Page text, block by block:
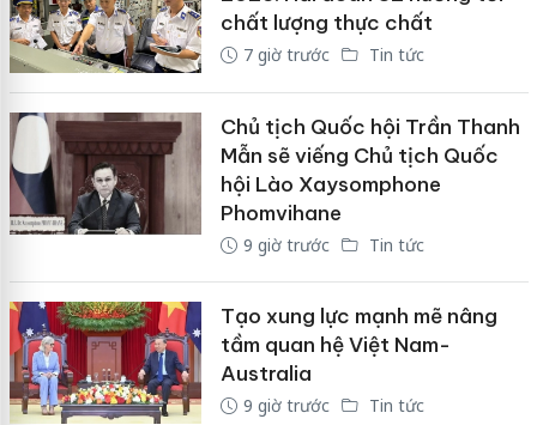
chất lượng thực chất
7 giờ trước Tin tức
Chủ tịch Quốc hội Trần Thanh
Mẫn sẽ viếng Chủ tịch Quốc
hội Lào Xaysomphone
Phomvihane
9 giờ trước Tin tức
Tạo xung lực mạnh mẽ nâng
tầm quan hệ Việt Nam-
Australia
9 giờ trước Tin tức